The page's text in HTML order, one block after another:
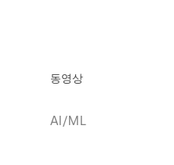
동영상
AI/ML